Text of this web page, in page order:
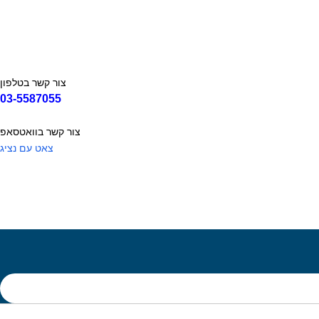
צור קשר בטלפון
03-5587055
צור קשר בוואטסאפ
צאט עם נציג